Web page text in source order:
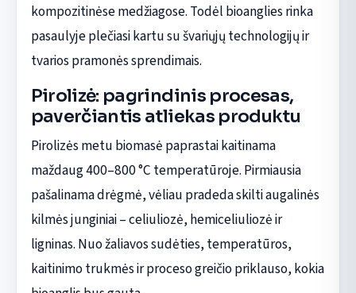
kompozitinėse medžiagose. Todėl bioanglies rinka
pasaulyje plečiasi kartu su švariųjų technologijų ir
tvarios pramonės sprendimais.
Pirolizė: pagrindinis procesas,
paverčiantis atliekas produktu
Pirolizės metu biomasė paprastai kaitinama
maždaug 400–800 °C temperatūroje. Pirmiausia
pašalinama drėgmė, vėliau pradeda skilti augalinės
kilmės junginiai – celiuliozė, hemiceliuliozė ir
ligninas. Nuo žaliavos sudėties, temperatūros,
kaitinimo trukmės ir proceso greičio priklauso, kokia